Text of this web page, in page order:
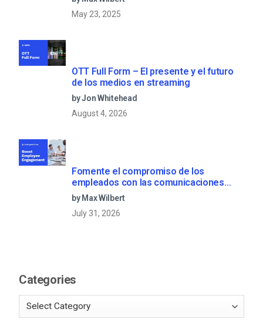
May 23, 2025
OTT Full Form – El presente y el futuro
de los medios en streaming
by Jon Whitehead
August 4, 2026
Fomente el compromiso de los
empleados con las comunicaciones
corporativas en directo
by Max Wilbert
July 31, 2026
Categories